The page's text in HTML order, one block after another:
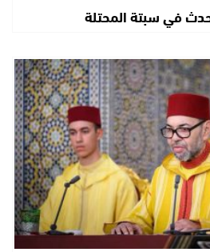
في سبتة المحتلة